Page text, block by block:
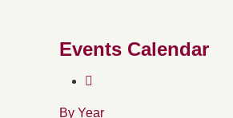
Events Calendar
By Year